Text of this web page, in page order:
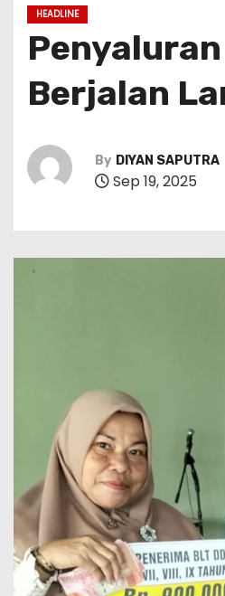
HEADLINE
Berjalan
By DIYAN SAPUTRA
Sep 19, 2025